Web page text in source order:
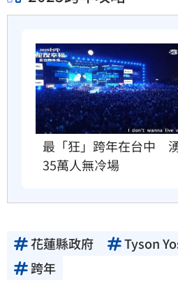
最「狂」跨年在台中　
35萬人無冷場
花蓮縣政府 Tyson
跨年